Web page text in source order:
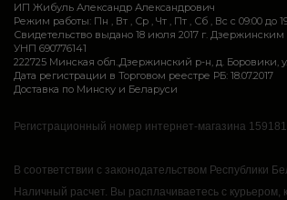
ИП Жибуль Александр Александрович
Режим работы: Пн , Вт , Ср , Чт , Пт , Сб , Вс c 09:00 до
Свидетельство выдано 18 июля 2017 г.
УНП 690776141
222725 Минская обл.,Дзержинский р-н, д. Боровики,
Дата регистрации в Торговом реестре РБ: 18.07.2017
Доставка по Минску и Беларуси
Регистрационный номер интернет-магазина
В соответствии с законодательством Республики
Наличный расчет. Вы расплачиваетесь с курьером,